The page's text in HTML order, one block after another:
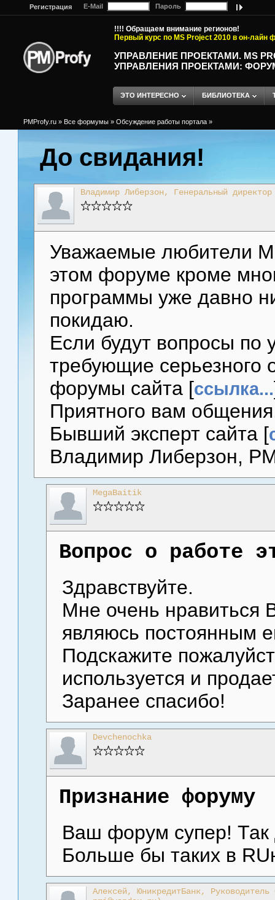
Регистрация E-Mail Пароль
!!!! Обращаем внимание регионов!
Первый курс по MS Project 2010 в он-лайн
УПРАВЛЕНИЕ ПРОЕКТАМИ. MS
УПРАВЛЕНИЯ ПРОЕКТАМИ:
ЭТО ИНТЕРЕСНО БИБЛИОТЕКА
PMProfy.ru » Все формумы » Обсуждение работы портала »
До свидания!
Владимир Либерзон, Генеральный
Уважаемые любители
этом форуме кроме
программы уже давно
покидаю.
Если будут вопросы по
требующие серьезного
форумы сайта [ссылка...
Приятного вам
Бывший эксперт сайта [
Владимир Либерзон,
MegaBaitik
Вопрос о работе
Здравствуйте.
Мне очень нравиться
являюсь постоянным
Подскажите
используется и
Заранее спасибо!
Devchenochka
Признание форуму
Ваш форум супер! Так
Больше бы таких в
Алексей, ЮникредитБанк,